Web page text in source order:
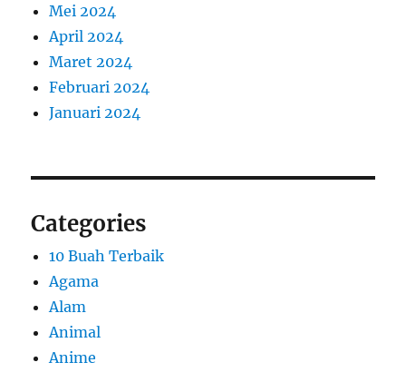
Mei 2024
April 2024
Maret 2024
Februari 2024
Januari 2024
Categories
10 Buah Terbaik
Agama
Alam
Animal
Anime